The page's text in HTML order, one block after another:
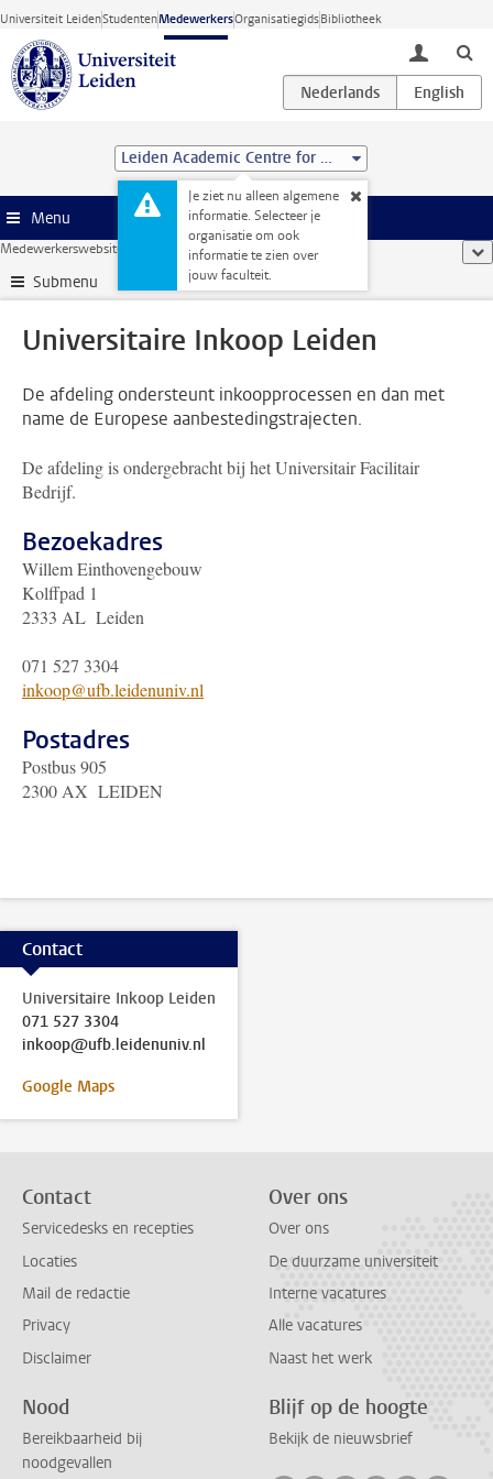
Ga direct naar de inhoud
Universiteit LeidenStudentenMedewerkersOrganisatiegidsBibliotheek
toggle
Leiden Academic Centre for Drug Research (LACDR)
Je ziet nu alleen algemene
informatie. Selecteer je
organisatie om ook
informatie te zien over
jouw faculteit.
Menu
Medewerkerswebsite Universitaire Inkoop Leiden
Submenu
Universitaire Inkoop Leiden
De afdeling ondersteunt inkoopprocessen en dan met
name de Europese aanbestedingstrajecten.
De afdeling is ondergebracht bij het Universitair Facilitair
Bedrijf.
Bezoekadres
Willem Einthovengebouw
Kolffpad 1
2333 AL Leiden
071 527 3304
inkoop@ufb.leidenuniv.nl
Postadres
Postbus 905
2300 AX LEIDEN
Contact
Universitaire Inkoop Leiden
071 527 3304
inkoop@ufb.leidenuniv.nl
Google Maps
Contact
Servicedesks en recepties
Locaties
Mail de redactie
Privacy
Disclaimer
Over ons
Over ons
De duurzame universiteit
Interne vacatures
Alle vacatures
Naast het werk
Nood
Bereikbaarheid bij
noodgevallen
Blijf op de hoogte
Bekijk de nieuwsbrief